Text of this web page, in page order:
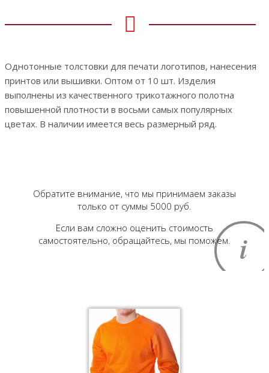
Однотонные толстовки для печати логотипов, нанесения
принтов или вышивки. Оптом от 10 шт. Изделия
выполнены из качественного трикотажного полотна
повышенной плотности в восьми самых популярных
цветах. В наличии имеется весь размерный ряд.
Обратите внимание, что мы принимаем заказы
только от суммы 5000 руб.
Если вам сложно оценить стоимость
самостоятельно, обращайтесь, мы поможем.